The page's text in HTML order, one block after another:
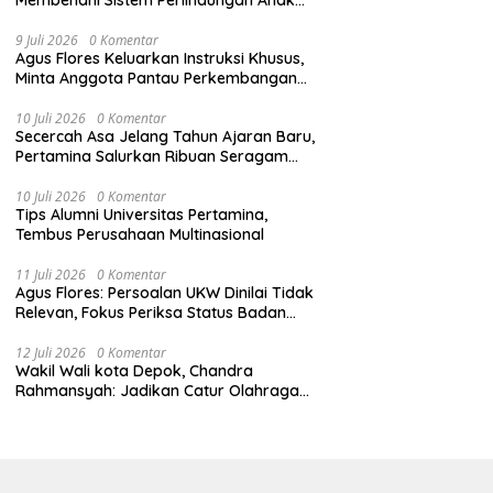
9 Juli 2026 0 Komentar
Agus Flores Keluarkan Instruksi Khusus,
Minta Anggota Pantau Perkembangan
10 Juli 2026 0 Komentar
Secercah Asa Jelang Tahun Ajaran Baru,
Pertamina Salurkan Ribuan Seragam
10 Juli 2026 0 Komentar
Tips Alumni Universitas Pertamina,
Tembus Perusahaan Multinasional
11 Juli 2026 0 Komentar
Agus Flores: Persoalan UKW Dinilai Tidak
Relevan, Fokus Periksa Status Badan
12 Juli 2026 0 Komentar
Wakil Wali kota Depok, Chandra
Rahmansyah: Jadikan Catur Olahraga